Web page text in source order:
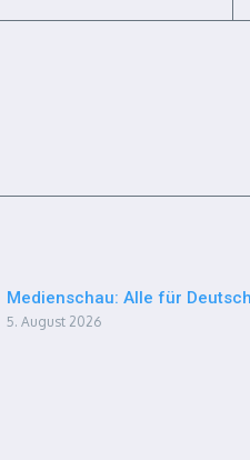
Medienschau: Alle für
5. August 2026